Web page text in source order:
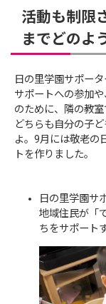
活動も制限
までどのよ
日の里学園サポー
サポートへの参加
のために、隣の教
どちらも自分の子
よ。9月には敬老の
トを作りました。
日の里学園サ
地域住民が「
ちをサポート